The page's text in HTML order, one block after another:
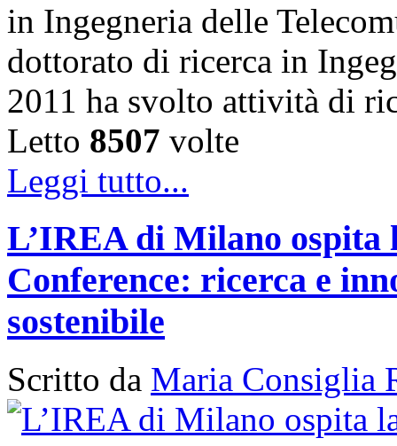
in Ingegneria delle
dottorato di ricerca in
2011 ha svolto attività di
Letto 8507 volte
Leggi tutto...
L’IREA di Milano
Conference: ricerca e
sostenibile
Scritto da Maria Consiglia